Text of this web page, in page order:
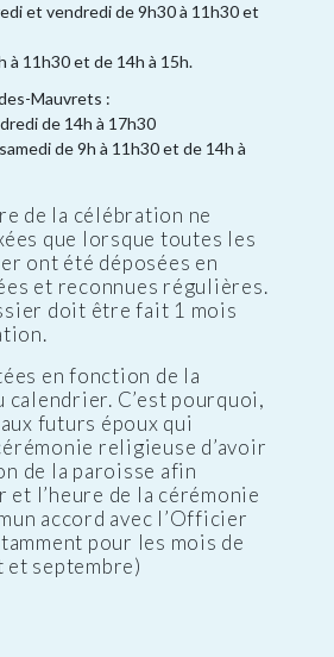
et vendredi de 9h30 à 11h30 et
à 11h30 et de 14h à 15h.
Mauvrets :
de 14h à 17h30
de 9h à 11h30 et de 14h à
de la célébration ne
que lorsque toutes les
ont été déposées en
et reconnues régulières.
doit être fait 1 mois
en fonction de la
C’est pourquoi,
futurs époux qui
religieuse d’avoir
de la paroisse afin
et l’heure de la cérémonie
accord avec l’Officier
pour les mois de
septembre)